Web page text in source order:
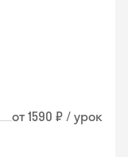
от 1590 ₽ / урок